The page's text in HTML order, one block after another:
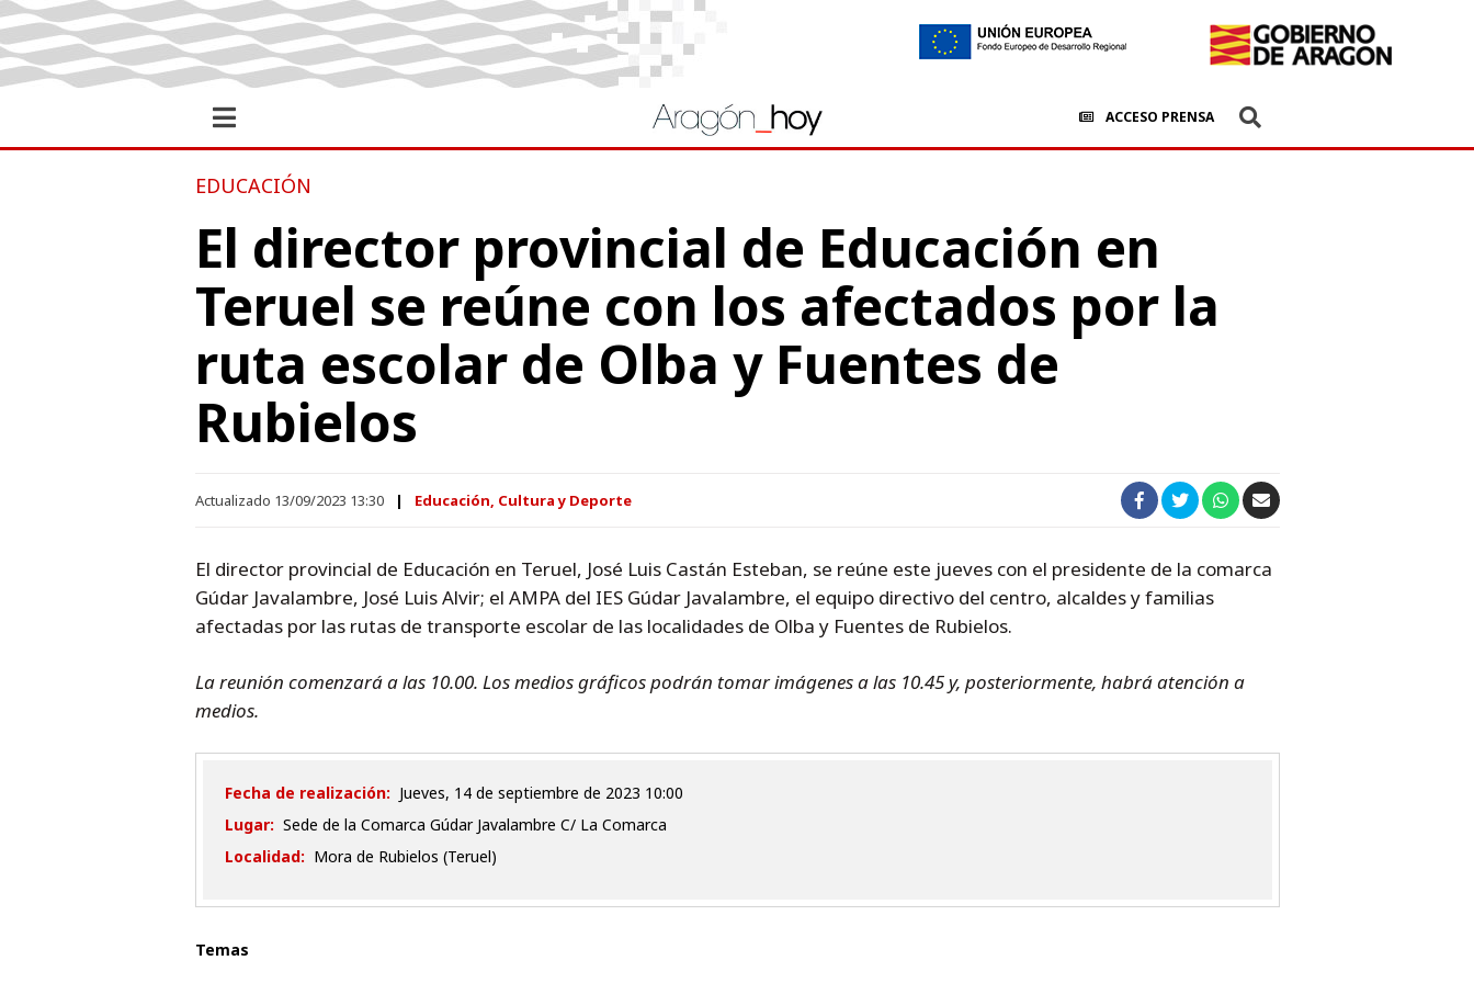
ACCESO PRENSA
EDUCACIÓN
El director provincial de Educación en
Teruel se reúne con los afectados por la
ruta escolar de Olba y Fuentes de
Rubielos
Actualizado 13/09/2023 13:30 Educación, Cultura y Deporte
El director provincial de Educación en Teruel, José Luis Castán Esteban, se reúne este jueves con el presidente de la comarca
Gúdar Javalambre, José Luis Alvir; el AMPA del IES Gúdar Javalambre, el equipo directivo del centro, alcaldes y familias
afectadas por las rutas de transporte escolar de las localidades de Olba y Fuentes de Rubielos.
La reunión comenzará a las 10.00. Los medios gráficos podrán tomar imágenes a las 10.45 y, posteriormente, habrá atención a
medios.
Fecha de realización:
jueves, 14 de septiembre de 2023 10:00
Lugar: Sede de la Comarca Gúdar Javalambre C/ La Comarca
Localidad: Mora de Rubielos (Teruel)
Temas